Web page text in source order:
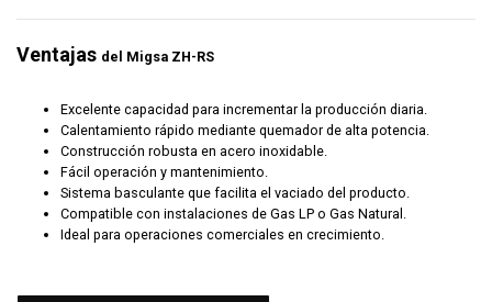
Ventajas del Migsa ZH-RS
Excelente capacidad para incrementar la producción diaria.
Calentamiento rápido mediante quemador de alta potencia.
Construcción robusta en acero inoxidable.
Fácil operación y mantenimiento.
Sistema basculante que facilita el vaciado del producto.
Compatible con instalaciones de Gas LP o Gas Natural.
Ideal para operaciones comerciales en crecimiento.